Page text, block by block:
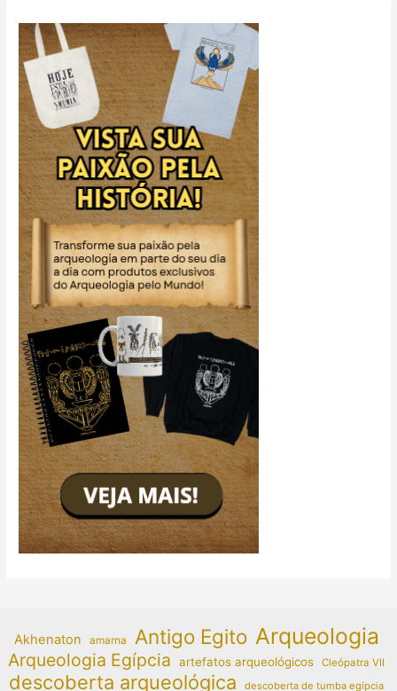
Akhenaton amarna Antigo Egito Arqueologia
Arqueologia Egípcia artefatos arqueológicos Cleópatra VII
descoberta arqueológica descoberta de tumba egípcia